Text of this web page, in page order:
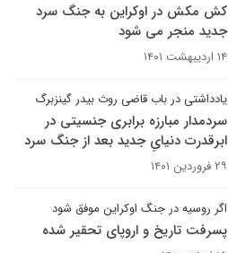
کش مکش در اوکراین به جنگ سرد
جدید منجر می شود
۱۴ اردیبهشت ۱۴۰۱
یادداشتی در باب قاضی روث بیدر گینزبرگ
سردمدار مبارزه برابری جنسیتی در
ابرقدرت دنیایِ جدید بعد از جنگ سرد
۲۹ فروردین ۱۴۰۱
اگر روسیه در جنگ اوکراین موفق شود
پسرفت تاریخ و اروپای تحقیر شده